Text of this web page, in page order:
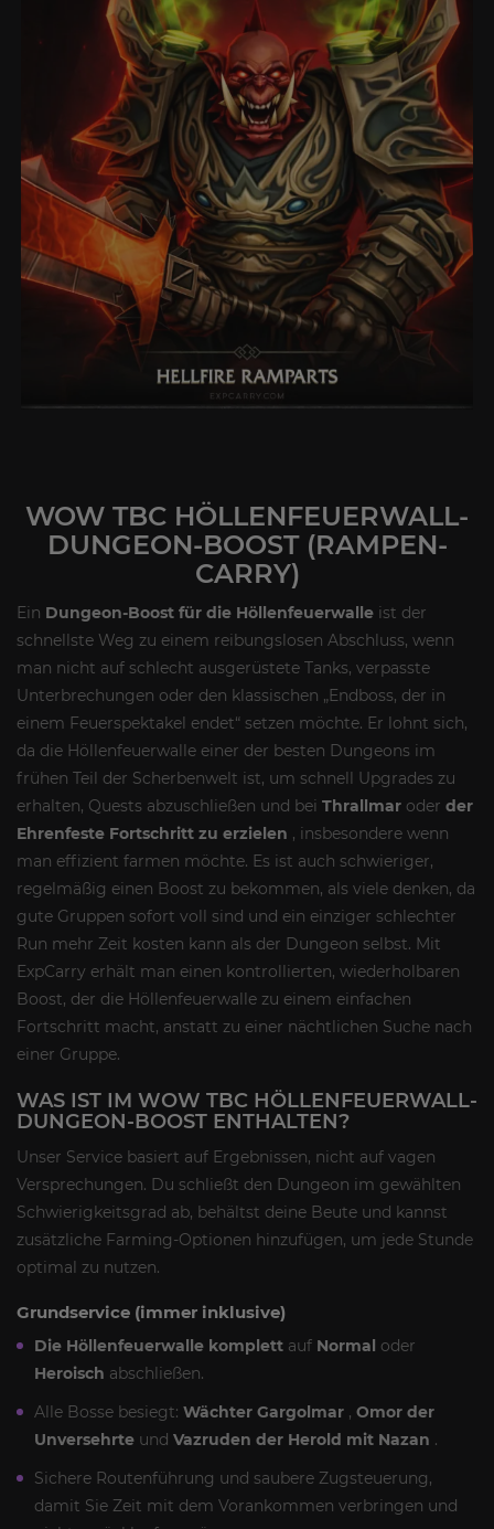
WOW TBC HÖLLENFEUERWALL-
DUNGEON-BOOST (RAMPEN-
CARRY)
Ein Dungeon-Boost für die Höllenfeuerwalle ist der
schnellste Weg zu einem reibungslosen Abschluss, wenn
man nicht auf schlecht ausgerüstete Tanks, verpasste
Unterbrechungen oder den klassischen „Endboss, der in
einem Feuerspektakel endet“ setzen möchte. Er lohnt sich,
da die Höllenfeuerwalle einer der besten Dungeons im
frühen Teil der Scherbenwelt ist, um schnell Upgrades zu
erhalten, Quests abzuschließen und bei Thrallmar oder der
Ehrenfeste Fortschritt zu erzielen , insbesondere wenn
man effizient farmen möchte. Es ist auch schwieriger,
regelmäßig einen Boost zu bekommen, als viele denken, da
gute Gruppen sofort voll sind und ein einziger schlechter
Run mehr Zeit kosten kann als der Dungeon selbst. Mit
ExpCarry erhält man einen kontrollierten, wiederholbaren
Boost, der die Höllenfeuerwalle zu einem einfachen
Fortschritt macht, anstatt zu einer nächtlichen Suche nach
einer Gruppe.
WAS IST IM WOW TBC HÖLLENFEUERWALL-
DUNGEON-BOOST ENTHALTEN?
Unser Service basiert auf Ergebnissen, nicht auf vagen
Versprechungen. Du schließt den Dungeon im gewählten
Schwierigkeitsgrad ab, behältst deine Beute und kannst
zusätzliche Farming-Optionen hinzufügen, um jede Stunde
optimal zu nutzen.
Grundservice (immer inklusive)
Die Höllenfeuerwalle komplett auf Normal oder
Heroisch abschließen.
Alle Bosse besiegt: Wächter Gargolmar , Omor der
Unversehrte und Vazruden der Herold mit Nazan .
Sichere Routenführung und saubere Zugsteuerung,
damit Sie Zeit mit dem Vorankommen verbringen und